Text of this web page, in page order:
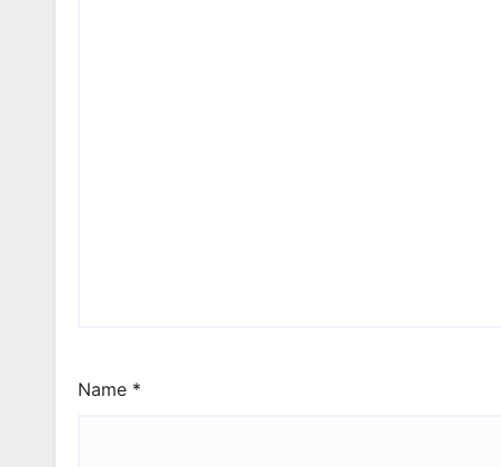
Name *